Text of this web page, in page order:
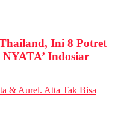
Ini 8 Potret
NYATA’ Indosiar